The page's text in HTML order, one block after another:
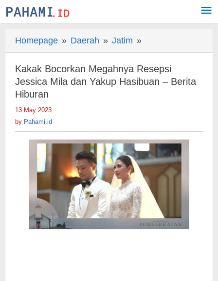
Skip
to
Homepage » Daerah » Jatim »
Bocorkan
Megahnya
Resepsi
Yakup
Hasibuan
-
Berita
Hiburan
Kakak Bocorkan Megahnya Resepsi
Jessica Mila dan Yakup Hasibuan – Berita
Hiburan
13 May 2023
by Pahami.id